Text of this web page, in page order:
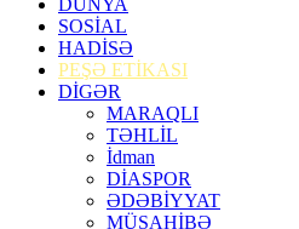
DÜNYA
SOSİAL
HADİSƏ
PEŞƏ ETİKASI
DİGƏR
MARAQLI
TƏHLİL
İdman
DİASPOR
ƏDƏBİYYAT
MÜSAHİBƏ